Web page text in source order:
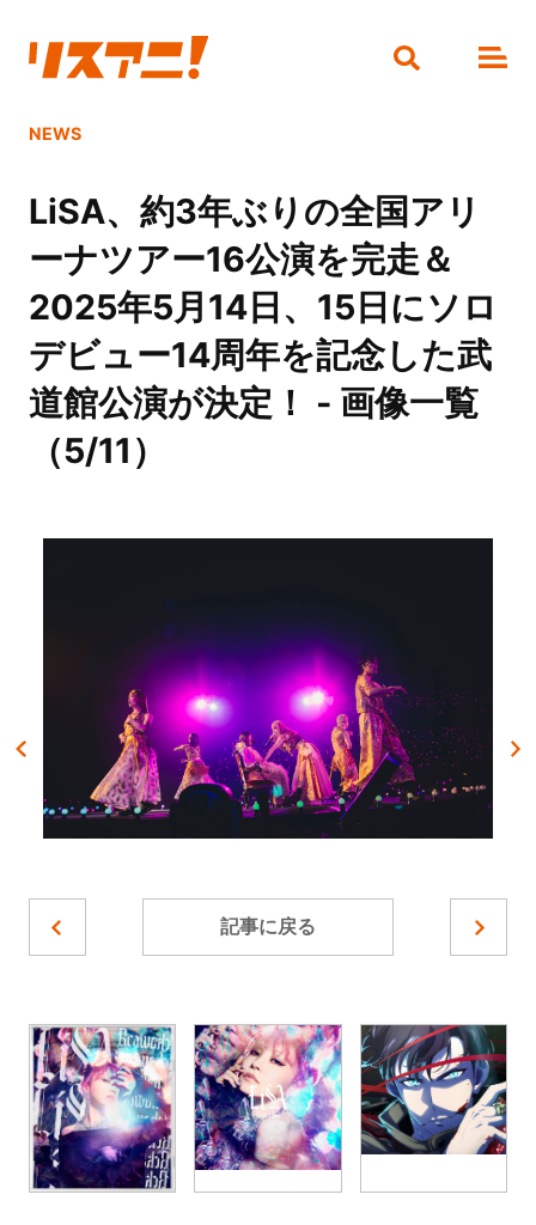
NEWS
LiSA、約3年ぶりの全国アリ
ーナツアー16公演を完走＆
2025年5月14日、15日にソロ
デビュー14周年を記念した武
道館公演が決定！ - 画像一覧
（5/11）
記事に戻る